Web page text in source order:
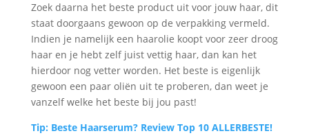
Zoek daarna het beste product uit voor jouw haar, dit
staat doorgaans gewoon op de verpakking vermeld.
Indien je namelijk een haarolie koopt voor zeer droog
haar en je hebt zelf juist vettig haar, dan kan het
hierdoor nog vetter worden. Het beste is eigenlijk
gewoon een paar oliën uit te proberen, dan weet je
vanzelf welke het beste bij jou past!
Tip: Beste Haarserum? Review Top 10 ALLERBESTE!